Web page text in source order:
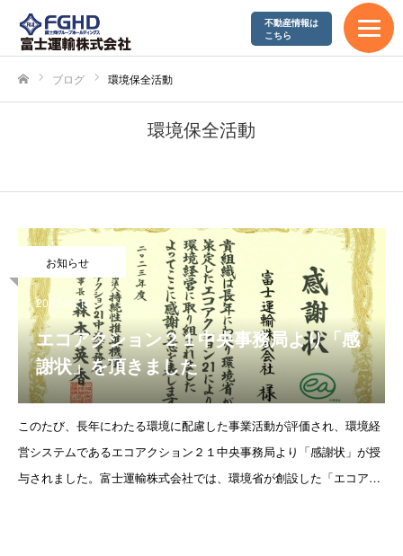
エコアクション21
やまぐち健康経営企業
採用情報
募集要項
富士運輸が求める人材
先輩社員の声
お問合わせ
お問い合わせフォーム
ブログ 環境保全活動
環境保全活動
お知らせ
2023.08.16
エコアクション２１中央事務局より「感
謝状」を頂きました
このたび、長年にわたる環境に配慮した事業活動が評価され、環境経
営システムであるエコアクション２１中央事務局より「感謝状」が授
与されました。富士運輸株式会社では、環境省が創設した「エコアク
不動産情報は
こちら